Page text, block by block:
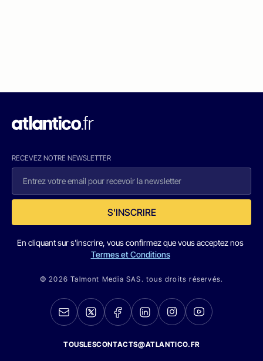
RECEVEZ NOTRE NEWSLETTER
S'INSCRIRE
En cliquant sur s'inscrire, vous confirmez que vous acceptez nos
Termes et Conditions
© 2026 Talmont Media SAS. tous droits réservés.
TOUSLESCONTACTS@ATLANTICO.FR